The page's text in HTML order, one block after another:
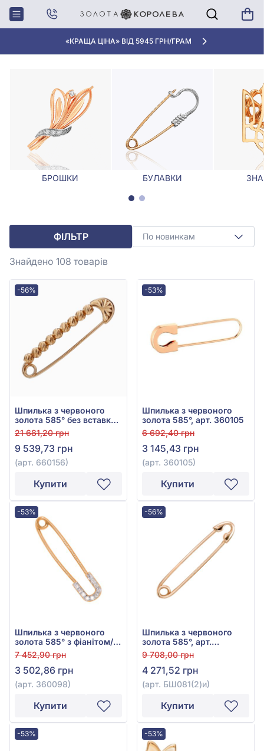
«КРАЩА ЦІНА» ВІД 5945 ГРН/ГРАМ
Головна Брошки. Булавки Жіночі брошки та шпильки
ЖІНОЧІ БРОШКИ ТА ШПИЛЬКИ
БРОШКИ БУЛАВКИ
ФІЛЬТР По новинкам
Знайдено 108 товарів
-56%
Шпилька з червоного
золота 585° без вставки,
арт. 660156
21 681,20 грн
9 539,73 грн
(арт. 660156)
Купити
-53%
Шпилька з червоного
золота 585°, арт. 360105
6 692,40 грн
3 145,43 грн
(арт. 360105)
Купити
-53%
Шпилька з червоного
золота 585° з фіанітом/
куб.цирконієм, арт.
360098
7 452,90 грн
3 502,86 грн
(арт. 360098)
Купити
-56%
Шпилька з червоного
золота 585°, арт.
БШ081(2)и
9 708,00 грн
4 271,52 грн
(арт. БШ081(2)и)
Купити
-53% -53%